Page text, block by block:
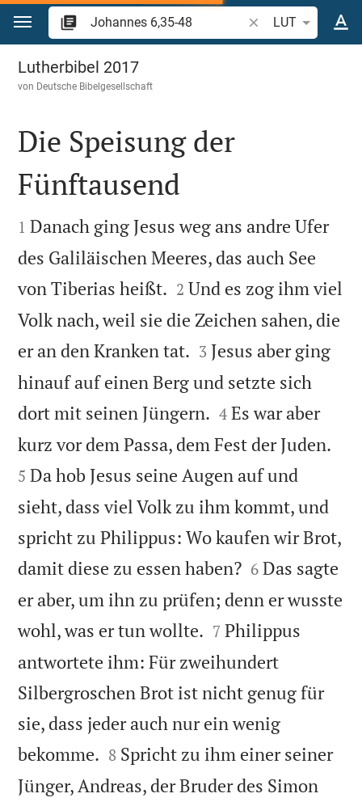
Zum Inhalt springen
Bibelstelle oder
LUT
Johannes 6
Lutherbibel 2017
von Deutsche Bibelgesellschaft

Die Speisung der
Fünftausend

1 Danach ging Jesus weg ans andre Ufer
des Galiläischen Meeres, das auch See
von Tiberias heißt. 

2 Und es zog ihm viel
Volk nach, weil sie die Zeichen sahen, die
er an den Kranken tat. 

3 Jesus aber ging
hinauf auf einen Berg und setzte sich
dort mit seinen Jüngern. 

4 Es war aber
kurz vor dem Passa, dem Fest der Juden.
5 Da hob Jesus seine Augen auf und
sieht, dass viel Volk zu ihm kommt, und
spricht zu Philippus: Wo kaufen wir Brot,
damit diese zu essen haben?
6 Das sagte
er aber, um ihn zu prüfen; denn er wusste
wohl, was er tun wollte. 

7 Philippus
antwortete ihm: Für zweihundert
Silbergroschen Brot ist nicht genug für
sie, dass jeder auch nur ein wenig
bekomme. 

8 Spricht zu ihm einer seiner
Jünger, Andreas, der Bruder des Simon